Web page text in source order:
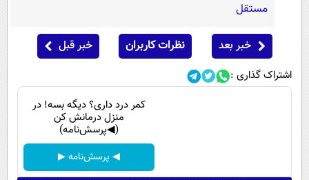
مستقل
خبر بعد نظرات کاربران خبر قبل
اشتراک گذاری :
کمر درد داری؟ دیگه بسه! در
منزل درمانش کن
(◀پرسش‌نامه)
◀ پرسش‌نامه ▶